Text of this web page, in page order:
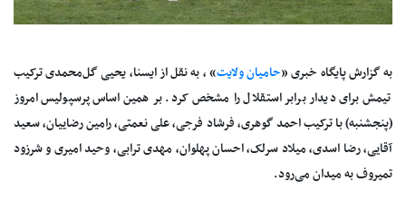
به گزارش پایگاه خبری «حامیان ولایت» ، به نقل از ایسنا، یحیی گل‌محمدی ترکیب
تیمش برای دیدار برابر استقلال را مشخص کرد. بر همین اساس پرسپولیس امروز
(پنجشنبه) با ترکیب احمد گوهری، فرشاد فرجی، علی نعمتی، رامین رضاییان، سعید
آقایی، رضا اسدی، میلاد سرلک، احسان پهلوان، مهدی ترابی، وحید امیری و شرزود
تمیروف به میدان می‌رود.